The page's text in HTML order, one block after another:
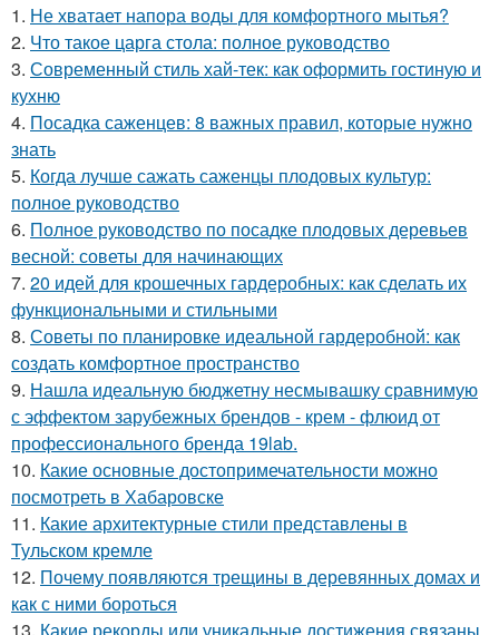
1. Не хватает напора воды для комфортного мытья?
2. Что такое царга стола: полное руководство
3. Современный стиль хай-тек: как оформить гостиную и
кухню
4. Посадка саженцев: 8 важных правил, которые нужно
знать
5. Когда лучше сажать саженцы плодовых культур:
полное руководство
6. Полное руководство по посадке плодовых деревьев
весной: советы для начинающих
7. 20 идей для крошечных гардеробных: как сделать их
функциональными и стильными
8. Советы по планировке идеальной гардеробной: как
создать комфортное пространство
9. Нашла идеальную бюджетну несмывашку сравнимую
с эффектом зарубежных брендов - крем - флюид от
профессионального бренда 19lab.
10. Какие основные достопримечательности можно
посмотреть в Хабаровске
11. Какие архитектурные стили представлены в
Тульском кремле
12. Почему появляются трещины в деревянных домах и
как с ними бороться
13. Какие рекорды или уникальные достижения связаны